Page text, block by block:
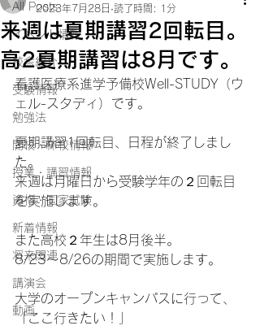
All Posts
イベント情報
校舎紹介
受験情報
勉強法
開校・休校情報
授業・講習情報
資格・国家試験
新着情報
将来関連
講演会
動画
来週は夏期講習2回転目。
高2夏期講習は8月です。
2023年7月28日 読了時間: 1分
看護医療系進学予備校Well-STUDY（ウ
ェル-スタディ）です。
夏期講習1回転目、日程が終了しまし
た。
来週は月曜日から受験学年の２回転目
を実施します。
また高校２年生は8月後半。
8/23～8/26の期間で実施します。
大学のオープンキャンパスに行って、
「ここ行きたい！」